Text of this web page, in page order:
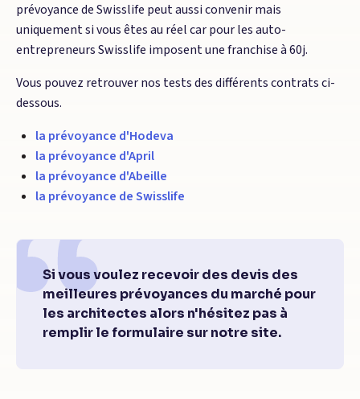
prévoyance de Swisslife peut aussi convenir mais
uniquement si vous êtes au réel car pour les auto-
entrepreneurs Swisslife imposent une franchise à 60j.
Vous pouvez retrouver nos tests des différents contrats ci-
dessous.
la prévoyance d'Hodeva
la prévoyance d'April
la prévoyance d'Abeille
la prévoyance de Swisslife
Si vous voulez recevoir des devis des
meilleures prévoyances du marché pour
les architectes alors n'hésitez pas à
remplir le formulaire sur notre site.